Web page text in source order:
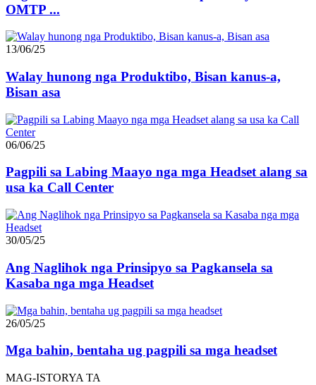
OMTP ...
13/06/25
Walay hunong nga Produktibo, Bisan kanus-a,
Bisan asa
06/06/25
Pagpili sa Labing Maayo nga mga Headset alang sa
usa ka Call Center
30/05/25
Ang Naglihok nga Prinsipyo sa Pagkansela sa
Kasaba nga mga Headset
26/05/25
Mga bahin, bentaha ug pagpili sa mga headset
MAG-ISTORYA TA